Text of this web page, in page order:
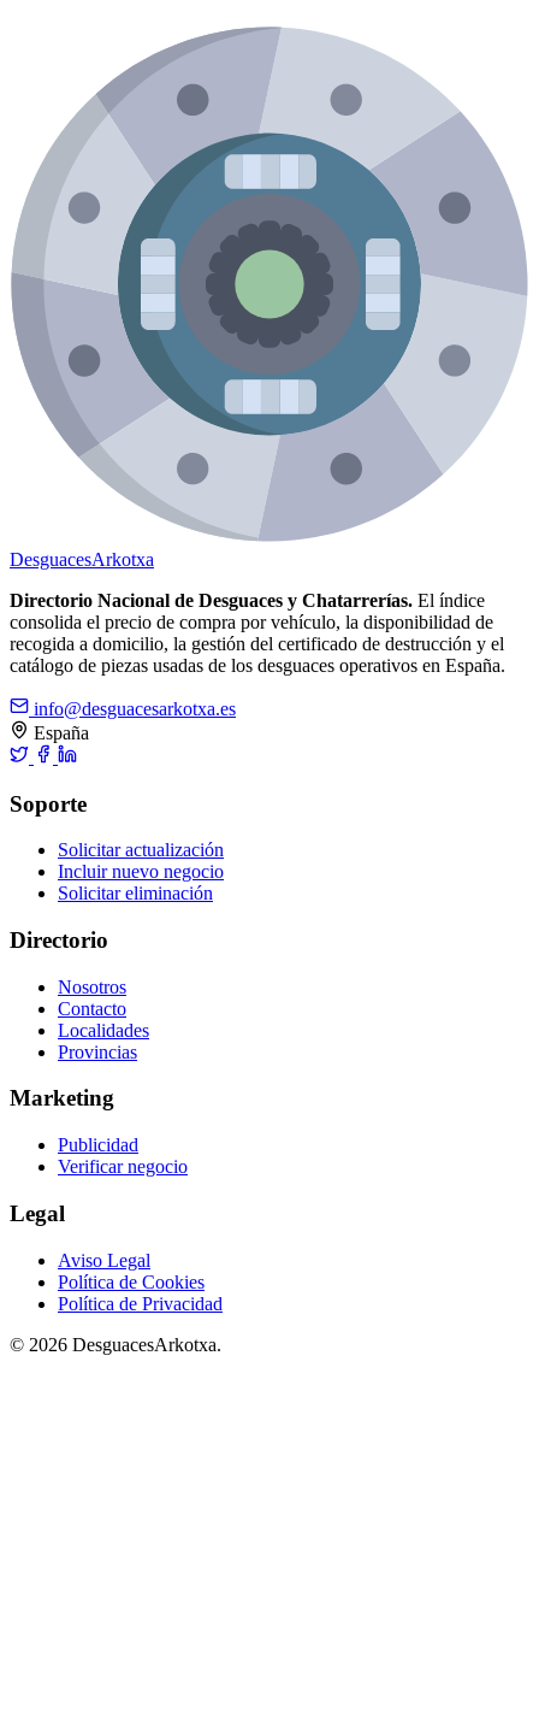
DesguacesArkotxa
Directorio Nacional de Desguaces y Chatarrerías. El índice
consolida el precio de compra por vehículo, la disponibilidad de
recogida a domicilio, la gestión del certificado de destrucción y el
catálogo de piezas usadas de los desguaces operativos en España.
info@desguacesarkotxa.es
España
Soporte
Solicitar actualización
Incluir nuevo negocio
Solicitar eliminación
Directorio
Nosotros
Contacto
Localidades
Provincias
Marketing
Publicidad
Verificar negocio
Legal
Aviso Legal
Política de Cookies
Política de Privacidad
© 2026 DesguacesArkotxa.